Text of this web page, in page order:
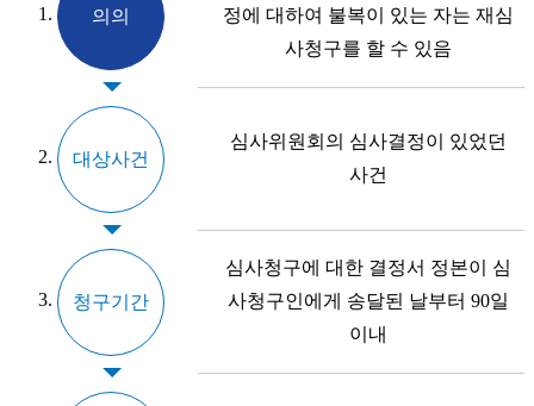
의의
정에 대하여 불복이 있는 자는 재심
사청구를 할 수 있음
대상사건
심사위원회의 심사결정이 있었던
사건
청구기간
심사청구에 대한 결정서 정본이 심
사청구인에게 송달된 날부터 90일
이내